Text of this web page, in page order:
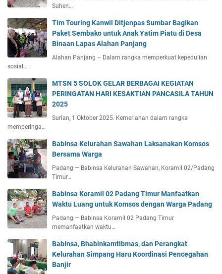
Suhen…
Tim Touring Kanwil Ditjenpas Sumbar Bagikan
Paket Sembako untuk Anak Yatim Piatu di Desa
Binaan Lapas Alahan Panjang
Alahan Panjang – Dalam rangka memperkuat kepedulian
sosial …
MTSN 5 SOLOK GELAR BERBAGAI KEGIATAN
PERINGATAN HARI KESAKTIAN PANCASILA TAHUN
2025
Surian, 1 Oktober 2025. Kemeriahan dalam rangka
memperinga…
Babinsa Kelurahan Sawahan Laksanakan Komsos
Bersama Warga
Padang — Babinsa Kelurahan Sawahan, Koramil 02/Padang
Timur…
Babinsa Koramil 02 Padang Timur Manfaatkan
Waktu Luang untuk Komsos dengan Warga Padang
Padang — Babinsa Koramil 02 Padang Timur
memanfaatkan waktu…
Babinsa, Bhabinkamtibmas, dan Perangkat
Kelurahan Simpang Haru Koordinasi Pencegahan
Banjir